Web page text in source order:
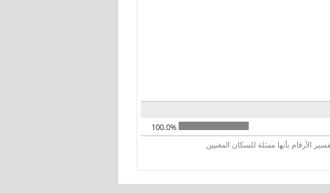
الأرقام بأنها ممثلة للسكان المعنيين